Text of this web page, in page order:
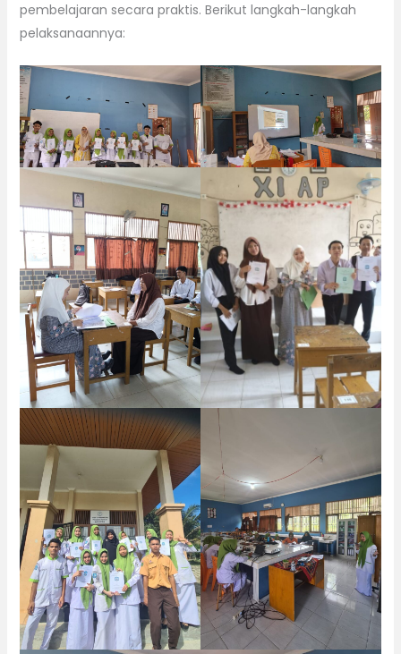
pembelajaran secara praktis. Berikut langkah-langkah
pelaksanaannya: